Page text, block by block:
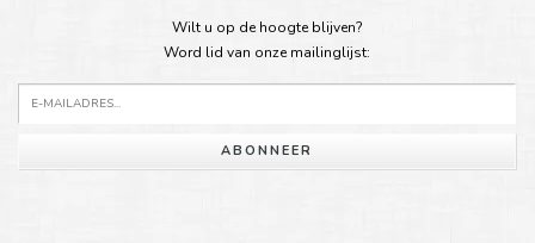
Wilt u op de hoogte blijven?
Word lid van onze mailinglijst:
ABONNEER